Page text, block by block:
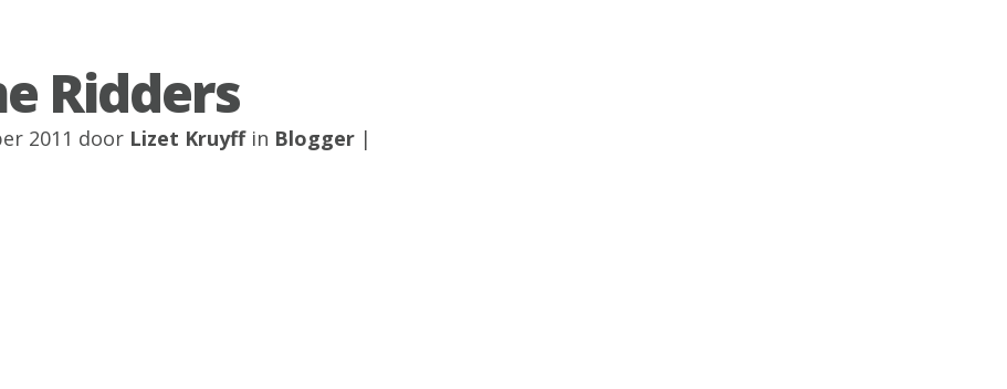
Ridders
2011 door Lizet Kruyffin Blogger |